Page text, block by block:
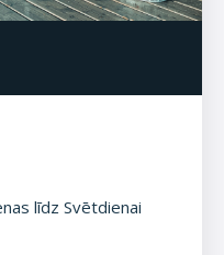
līdz Svētdienai